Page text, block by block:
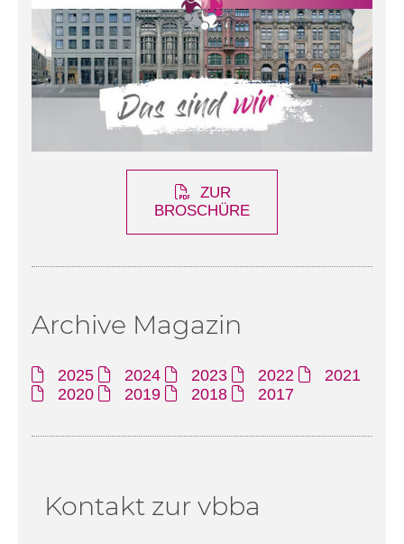
ZUR
BROSCHÜRE
Archive Magazin
2025 2024 2023 2022
2021
2020
2019 2018 2017
Kontakt zur vbba